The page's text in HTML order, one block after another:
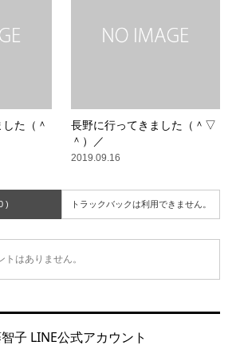
た（＾
長野に行ってきました（＾▽
＾）／
2019.09.16
) トラックバックは利用できません。
トはありません。
子 LINE公式アカウント